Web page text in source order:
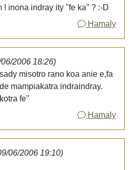
! inona indray ity "fe ka" ? :-D
Hamaly
2006 18:26)
misotro rano koa anie e,fa
mampiakatra indraindray.
fe"
Hamaly
06/2006 19:10)